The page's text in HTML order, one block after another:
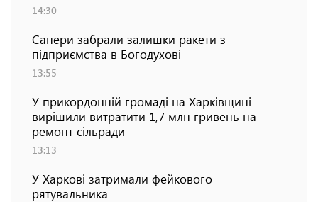
14:30
Сапери забрали залишки ракети з
підприємства в Богодухові
13:55
У прикордонній громаді на Харківщині
вирішили витратити 1,7 млн гривень на
ремонт сільради
13:13
У Харкові затримали фейкового
рятувальника